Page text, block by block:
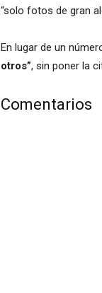
“solo fotos de gran
En lugar de un
otros”, sin poner la
Comentarios